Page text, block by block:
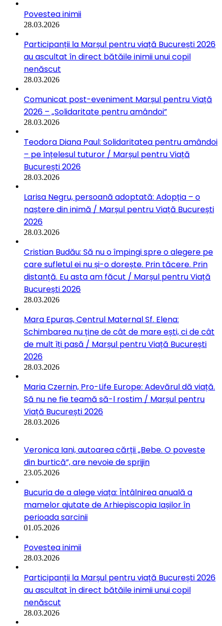
Povestea inimii
28.03.2026
Participanții la Marșul pentru viață București 2026
au ascultat în direct bătăile inimii unui copil
nenăscut
28.03.2026
Comunicat post-eveniment Marșul pentru Viață
2026 – „Solidaritate pentru amândoi”
28.03.2026
Teodora Diana Paul: Solidaritatea pentru amândoi
– pe înțelesul tuturor / Marșul pentru Viață
București 2026
28.03.2026
Larisa Negru, persoană adoptată: Adopția – o
naștere din inimă / Marșul pentru Viață București
2026
28.03.2026
Cristian Budău: Să nu o împingi spre o alegere pe
care sufletul ei nu și-o dorește. Prin tăcere. Prin
distanță. Eu asta am făcut / Marșul pentru Viață
București 2026
28.03.2026
Mara Epuraș, Centrul Maternal Sf. Elena:
Schimbarea nu ține de cât de mare ești, ci de cât
de mult îți pasă / Marșul pentru Viață București
2026
28.03.2026
Maria Czernin, Pro-Life Europe: Adevărul dă viață.
Să nu ne fie teamă să-l rostim / Marșul pentru
Viață București 2026
28.03.2026
Veronica Iani, autoarea cărții „Bebe. O poveste
din burtică”, are nevoie de sprijin
23.05.2026
Bucuria de a alege viața: Întâlnirea anuală a
mamelor ajutate de Arhiepiscopia Iașilor în
perioada sarcinii
01.05.2026
Povestea inimii
28.03.2026
Participanții la Marșul pentru viață București 2026
au ascultat în direct bătăile inimii unui copil
nenăscut
28.03.2026